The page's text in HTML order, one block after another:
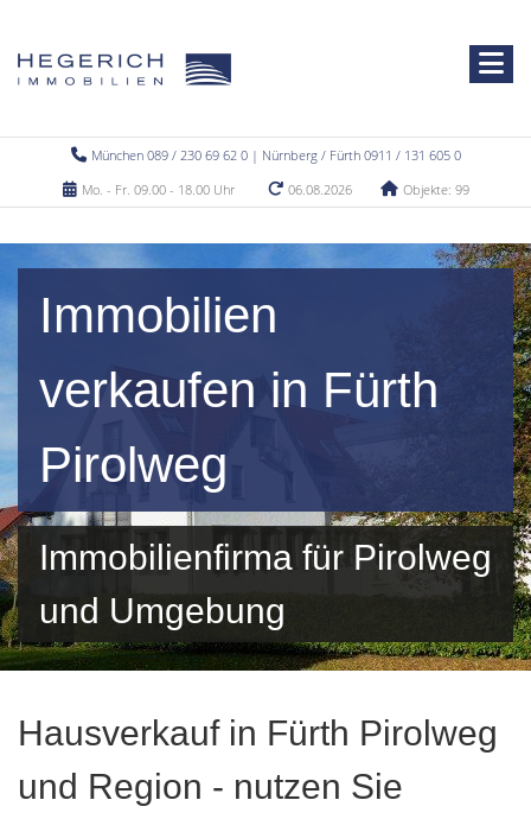
München 089 / 230 69 62 0 | Nürnberg / Fürth 0911 / 131 605 0
Mo. - Fr. 09.00 - 18.00 Uhr
06.08.2026 Objekte: 99
Immobilien
verkaufen in Fürth
Pirolweg
Immobilienfirma für Pirolweg
und Umgebung
Hausverkauf in Fürth Pirolweg
und Region - nutzen Sie